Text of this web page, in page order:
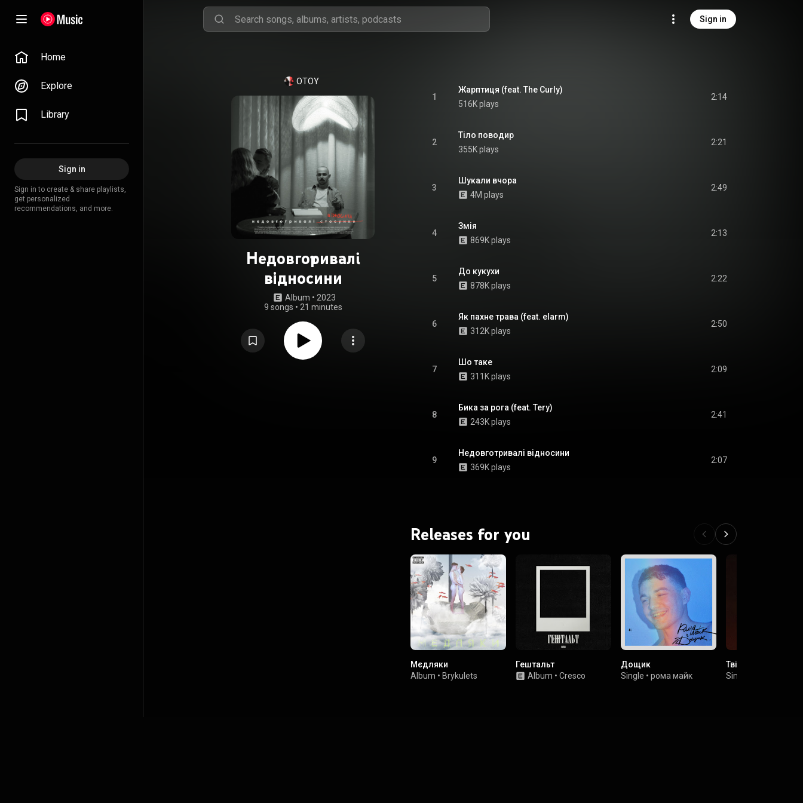
Sign in
Home
Explore
Library
Sign in
Sign in to create & share playlists,
get personalized
recommendations, and more.
OTOY
Недовготривалі
відносини
Album • 2023
9 songs • 21 minutes
1
Жарптиця (feat. The Curly)
516K plays
2:14
2
Тіло поводир
355K plays
2:21
3
Шукали вчора
4M plays
2:49
4
Змія
869K plays
2:13
5
До кукухи
878K plays
2:22
6
Як пахне трава (feat. elarm)
312K plays
2:50
7
Шо таке
311K plays
2:09
8
Бика за рога (feat. Tery)
243K plays
2:41
9
Недовготривалі відносини
369K plays
2:07
Releases for you
Мєдляки
Album • Brykulets
Гештальт
Album • Cresco
Дощик
Single • рома майк
Твій Сміх
Single